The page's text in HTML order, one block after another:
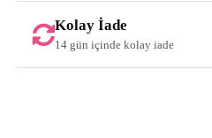
Kolay İade
14 gün içinde kolay iade